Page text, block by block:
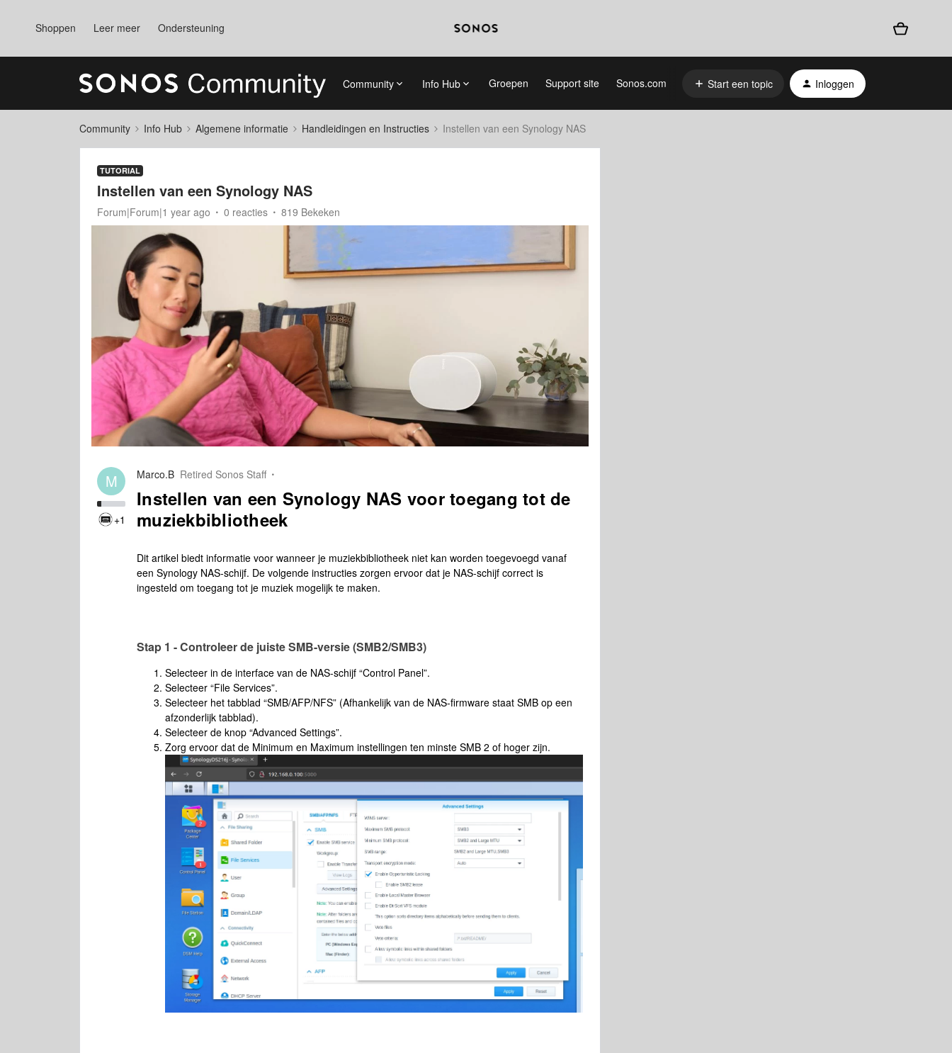
Shoppen Leer meer Ondersteuning
Community Info Hub Groepen Support site Sonos.com Start een topic Inloggen
Community Info Hub Algemene informatie Handleidingen en Instructies Instellen van een Synology NAS
TUTORIAL
Instellen van een Synology NAS
Forum|Forum|1 year ago 0 reacties 819 Bekeken
M
+1
Marco.B Retired Sonos Staff
Instellen van een Synology NAS voor toegang tot de
muziekbibliotheek
Dit artikel biedt informatie voor wanneer je muziekbibliotheek niet kan worden toegevoegd vanaf
een Synology NAS-schijf. De volgende instructies zorgen ervoor dat je NAS-schijf correct is
ingesteld om toegang tot je muziek mogelijk te maken.
Stap 1 - Controleer de juiste SMB-versie (SMB2/SMB3)
Selecteer in de interface van de NAS-schijf “Control Panel”.
Selecteer “File Services”.
Selecteer het tabblad “SMB/AFP/NFS” (Afhankelijk van de NAS-firmware staat SMB op een
afzonderlijk tabblad).
Selecteer de knop “Advanced Settings”.
Zorg ervoor dat de Minimum en Maximum instellingen ten minste SMB 2 of hoger zijn.